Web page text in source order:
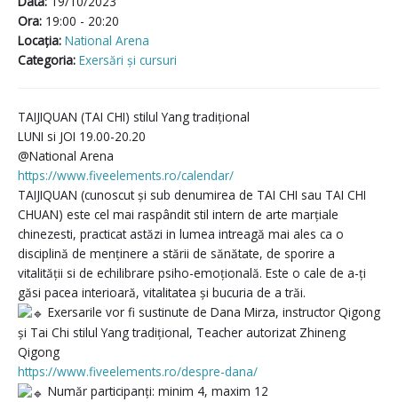
Ora: 19:00 - 20:20
Locaţia: National Arena
Categoria: Exersări și cursuri
TAIJIQUAN (TAI CHI) stilul Yang tradițional
LUNI si JOI 19.00-20.20
@National Arena
https://www.fiveelements.ro/calendar/
TAIJIQUAN (cunoscut și sub denumirea de TAI CHI sau TAI CHI
CHUAN) este cel mai raspândit stil intern de arte marțiale
chinezesti, practicat astăzi in lumea intreagă mai ales ca o
disciplină de menținere a stării de sănătate, de sporire a
vitalității si de echilibrare psiho-emoțională. Este o cale de a-ți
găsi pacea interioară, vitalitatea și bucuria de a trăi.
Exersarile vor fi sustinute de Dana Mirza, instructor Qigong
și Tai Chi stilul Yang tradițional, Teacher autorizat Zhineng
Qigong
https://www.fiveelements.ro/despre-dana/
Număr participanți: minim 4, maxim 12